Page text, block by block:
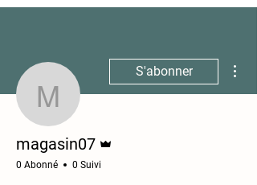
magasin07
S'abonner
magasin07
0 Abonné 0 Suivi